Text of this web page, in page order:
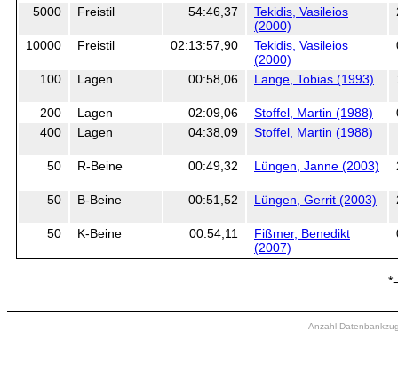
5000 Freistil 54:46,37
Tekidis, Vasileios
(2000)
10000 Freistil 02:13:57,90
Tekidis, Vasileios
(2000)
100 Lagen 00:58,06 Lange, Tobias (1993)
200 Lagen 02:09,06 Stoffel, Martin (1988)
400
Lagen 04:38,09 Stoffel, Martin (1988)
50 R-Beine 00:49,32 Lüngen, Janne (2003)
50 B-Beine 00:51,52 Lüngen, Gerrit (2003)
50 K-Beine 00:54,11
Fißmer, Benedikt
(2007)
Anzahl